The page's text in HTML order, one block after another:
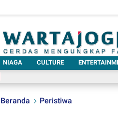
NIAGA CULTURE
Beranda Peristiwa